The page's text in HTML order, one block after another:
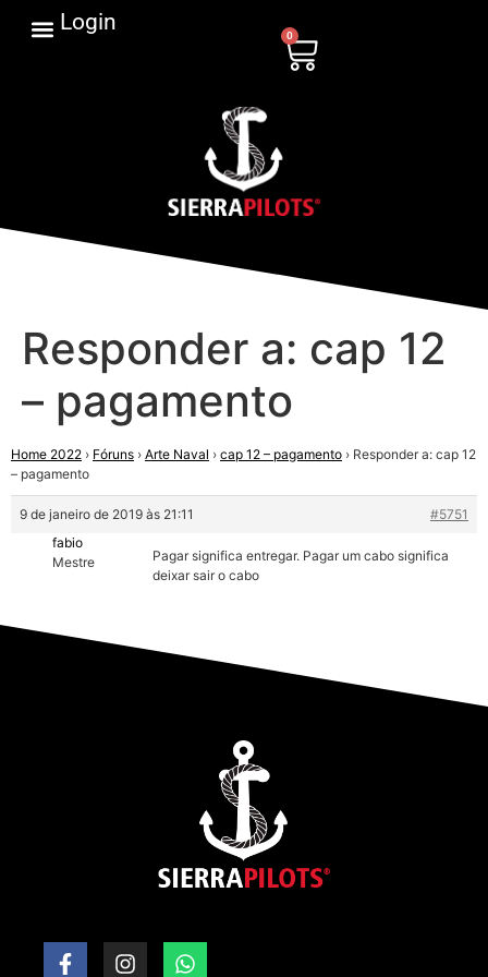
Login
0
Responder a: cap 12
– pagamento
Home 2022 › Fóruns › Arte Naval › cap 12 – pagamento › Responder a: cap 12
– pagamento
9 de janeiro de 2019 às 21:11
#5751
fabio
Mestre
Pagar significa entregar. Pagar um cabo significa
deixar sair o cabo